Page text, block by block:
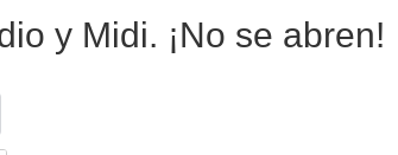
y Midi. ¡No se abren!